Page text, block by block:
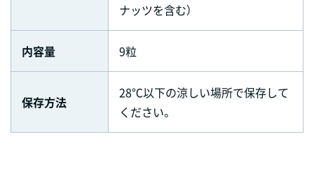
ナッツを含む）
内容量 9粒
保存方法
28℃以下の涼しい場所で保存して
ください。